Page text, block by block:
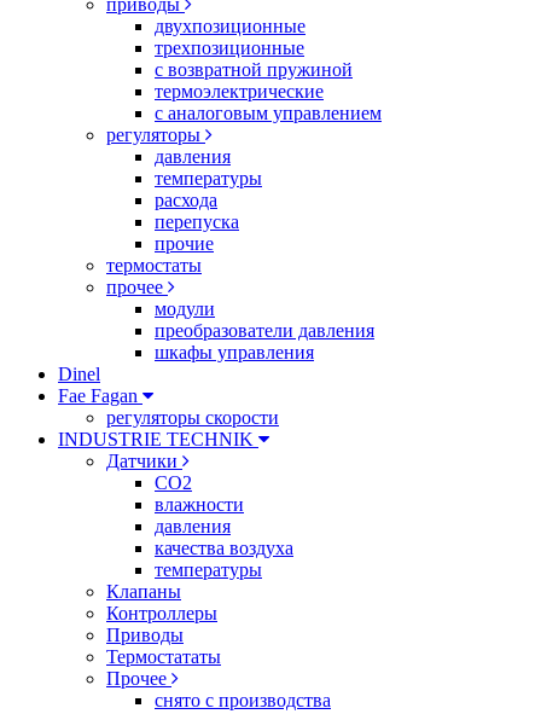
приводы
двухпозиционные
трехпозиционные
с возвратной пружиной
термоэлектрические
с аналоговым управлением
регуляторы
давления
температуры
расхода
перепуска
прочие
термостаты
прочее
модули
преобразователи давления
шкафы управления
Dinel
Fae Fagan
регуляторы скорости
INDUSTRIE TECHNIK
Датчики
CO2
влажности
давления
качества воздуха
температуры
Клапаны
Контроллеры
Приводы
Термостататы
Прочее
снято с производства